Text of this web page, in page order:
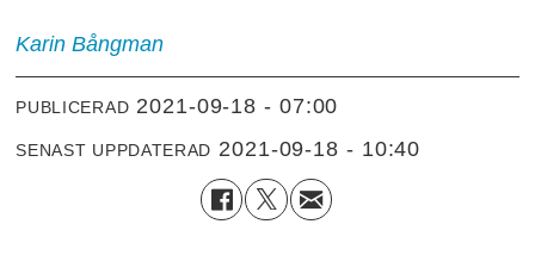
Karin Bångman
PUBLICERAD 2021-09-18 - 07:00
SENAST UPPDATERAD 2021-09-18 - 10:40